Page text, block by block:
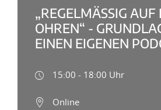
„REGELMÄSSIG AUF
HREN“ -
INEN EIGENEN
15:00 - 18:00 Uhr
Online